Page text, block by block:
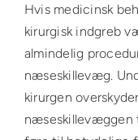
Hvis medicinsk
kirurgisk indgreb
almindelig
næseskillevæg.
kirurgen
næseskillevæggen